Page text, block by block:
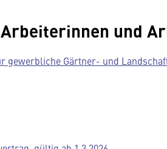
und
gewerbliche Gärtner- und